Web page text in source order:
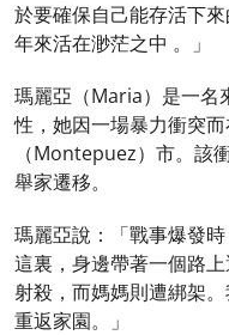
於要確保自己能存活下
年來活在渺茫之中 。」
瑪麗亞（Maria）是一名
性，她因一場暴力衝突
（Montepuez）市。該
舉家遷移。
瑪麗亞說：「戰事爆發
這裏，身邊帶著一個路
射殺，而媽媽則遭綁架
重返家園。」